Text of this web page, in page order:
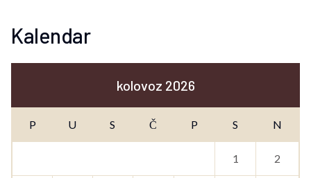
Kalendar
kolovoz 2026
P U S Č P S N
1 2